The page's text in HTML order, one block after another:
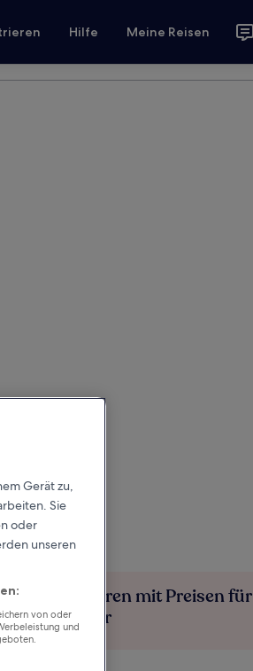
Hilfe Meine Reisen
Mehr sparen mit Preisen für
Mitglieder
Gerät zu,
Sie
oder
unseren
von oder
und